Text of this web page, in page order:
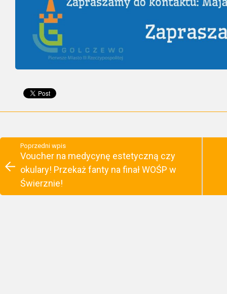
Poprzedni wpis
Voucher na medycynę estetyczną czy
okulary! Przekaż fanty na finał WOŚP w
Świerznie!